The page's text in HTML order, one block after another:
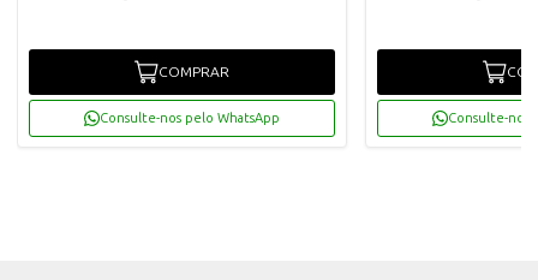
COMPRAR
Consulte-nos pelo WhatsApp Consulte-nos